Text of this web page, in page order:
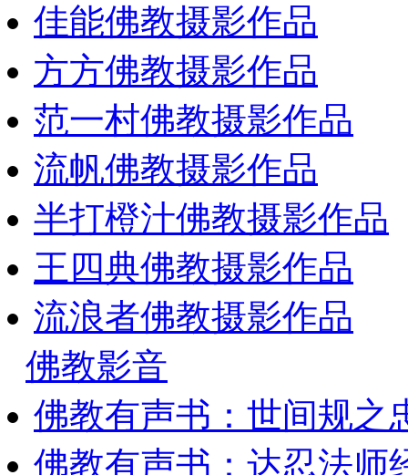
佳能佛教摄影作品
方方佛教摄影作品
范一村佛教摄影作品
流帆佛教摄影作品
半打橙汁佛教摄影作品
王四典佛教摄影作品
流浪者佛教摄影作品
佛教影音
佛教有声书：世间规
佛教有声书：达忍法师